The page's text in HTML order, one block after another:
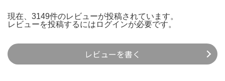
現在、3149件のレビューが投稿されています。
レビューを投稿するには ログインが必要です。
レビューを書く